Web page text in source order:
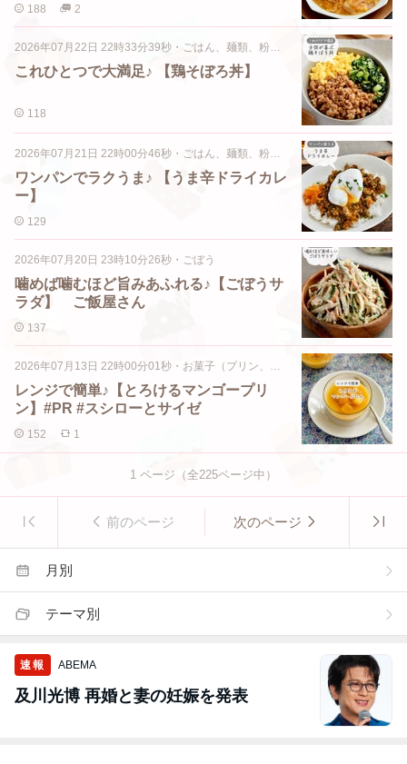
188 2
2026年07月22日 22時33分39秒 ・ ごはん、麺類、粉物類
これひとつで大満足♪ 【鶏そぼろ丼】
118
2026年07月21日 22時00分46秒 ・ ごはん、麺類、粉物類
ワンパンでラクうま♪ 【うま辛ドライカレ
ー】
129
2026年07月20日 23時10分26秒 ・ ごぼう
噛めば噛むほど旨みあふれる♪【ごぼうサ
ラダ】 ご飯屋さん
137
2026年07月13日 22時00分01秒 ・ お菓子（プリン、ゼリー、ムースなど）
レンジで簡単♪【とろけるマンゴープリ
ン】#PR #スシローとサイゼ
152 1
1 ページ（全225ページ中）
前のページ 次のページ
月別
テーマ別
速報 ABEMA
及川光博 再婚と妻の妊娠を発表